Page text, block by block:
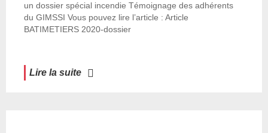
un dossier spécial incendie Témoignage des adhérents
du GIMSSI Vous pouvez lire l’article : Article
BATIMETIERS 2020-dossier
Lire la suite